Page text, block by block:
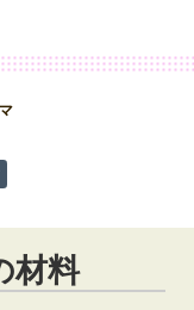
材料